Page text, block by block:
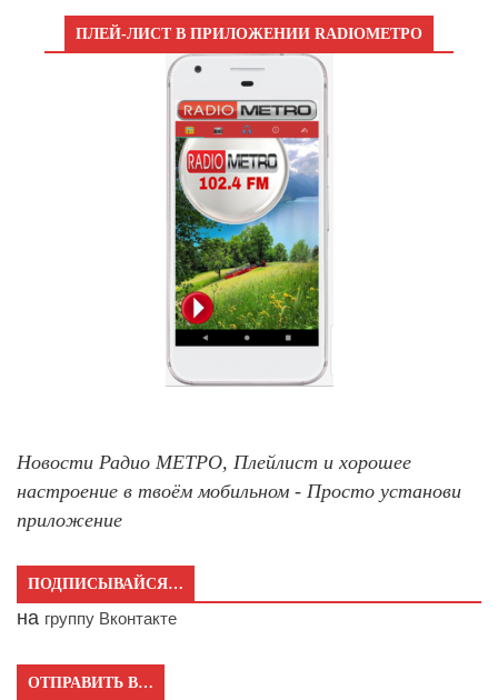
ПЛЕЙ-ЛИСТ В ПРИЛОЖЕНИИ RADIOМЕТРО
Новости Радио МЕТРО, Плейлист и хорошее
настроение в твоём мобильном - Просто установи
приложение
ПОДПИСЫВАЙСЯ…
на группу Вконтакте
ОТПРАВИТЬ В…